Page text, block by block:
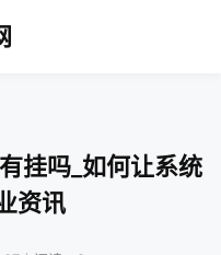
挂吗_如何让系统
资讯